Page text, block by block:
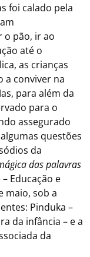
foi calado pela
o pão, ir ao
até o
as crianças
a conviver na
para além da
para o
assegurado
questões
da
das palavras
Educação e
maio, sob a
Pinduka –
da infância – e a
da